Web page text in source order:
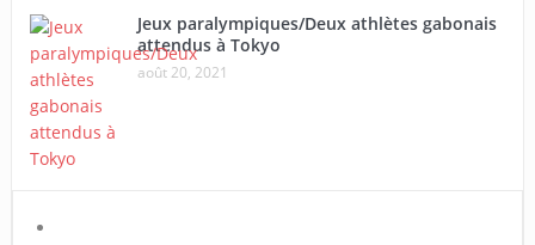
Jeux paralympiques/Deux athlètes gabonais
attendus à Tokyo
août 20, 2021